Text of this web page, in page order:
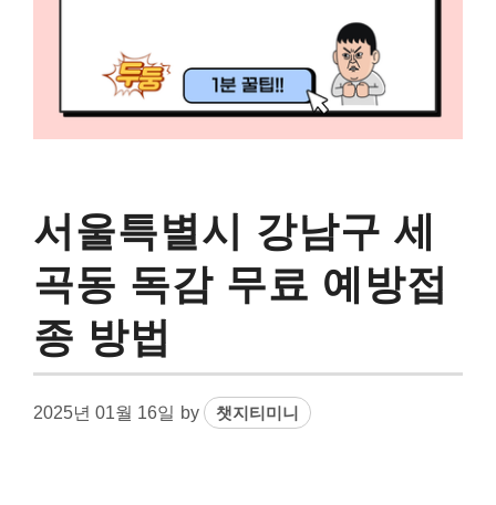
서울특별시 강남구 세
곡동 독감 무료 예방접
종 방법
2025년 01월 16일 by 챗지티미니